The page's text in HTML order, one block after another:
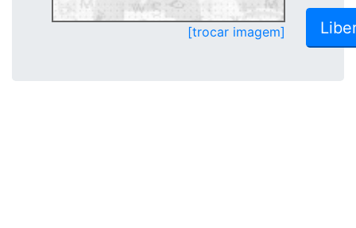
[trocar imagem]